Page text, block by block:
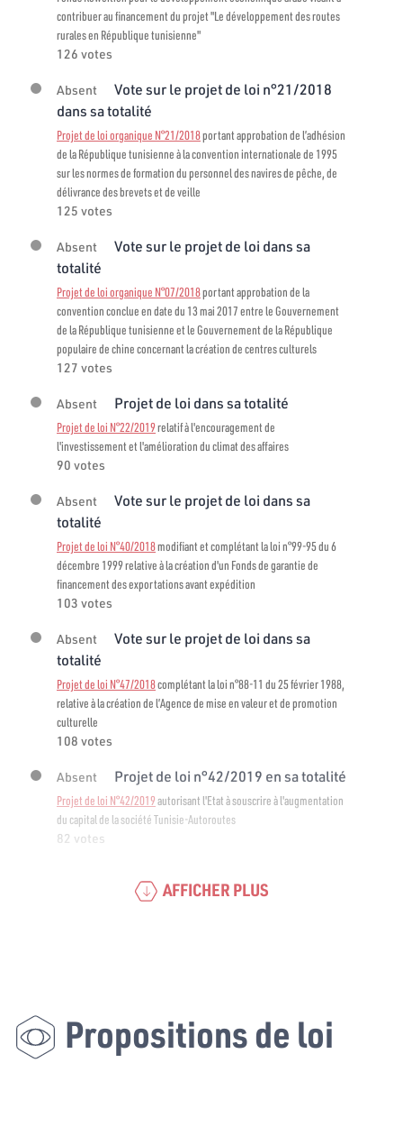
contribuer au financement du projet "Le développement des routes
rurales en République tunisienne"
126 votes
Absent
Vote sur le projet de loi n°21/2018
dans sa totalité
Projet de loi organique N°21/2018portant approbation de l’adhésion
de la République tunisienne à la convention internationale de 1995
sur les normes de formation du personnel des navires de pêche, de
délivrance des brevets et de veille
125 votes
Absent
Vote sur le projet de loi dans sa
totalité
Projet de loi organique N°07/2018portant approbation de la
convention conclue en date du 13 mai 2017 entre le Gouvernement
de la République tunisienne et le Gouvernement de la République
populaire de chine concernant la création de centres culturels
127 votes
Absent Projet de loi dans sa totalité
Projet de loi N°22/2019relatif à l'encouragement de
l'investissement et l'amélioration du climat des affaires
90 votes
Absent
Vote sur le projet de loi dans sa
totalité
Projet de loi N°40/2018modifiant et complétant la loi n°99-95 du 6
décembre 1999 relative à la création d'un Fonds de garantie de
financement des exportations avant expédition
103 votes
Absent
Vote sur le projet de loi dans sa
totalité
Projet de loi N°47/2018complétant la loi n°88-11 du 25 février 1988,
relative à la création de l’Agence de mise en valeur et de promotion
culturelle
108 votes
Absent Projet de loi n°42/2019 en sa totalité
Projet de loi N°42/2019autorisant l'Etat à souscrire à l'augmentation
du capital de la société Tunisie-Autoroutes
82 votes
AFFICHER PLUS
Propositions de loi